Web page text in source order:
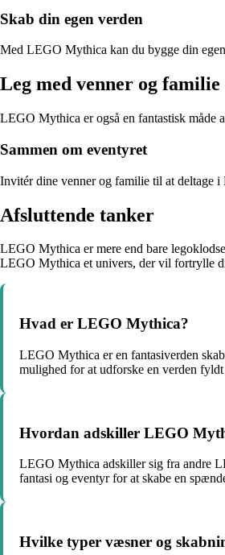
Skab din egen verden
Med LEGO Mythica kan du bygge din
Leg med venner og familie
LEGO Mythica er også en fantastisk måde
Sammen om eventyret
Invitér dine venner og familie til at deltage
Afsluttende tanker
LEGO Mythica er mere end bare
LEGO Mythica et univers, der vil fortrylle
Hvad er LEGO Mythica?
LEGO Mythica er en fantasiverden
mulighed for at udforske en verden
Hvordan adskiller LEGO
LEGO Mythica adskiller sig fra andre
fantasi og eventyr for at skabe en
Hvilke typer væsner og